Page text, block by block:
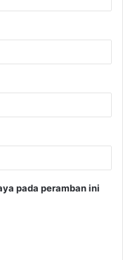
pada peramban ini